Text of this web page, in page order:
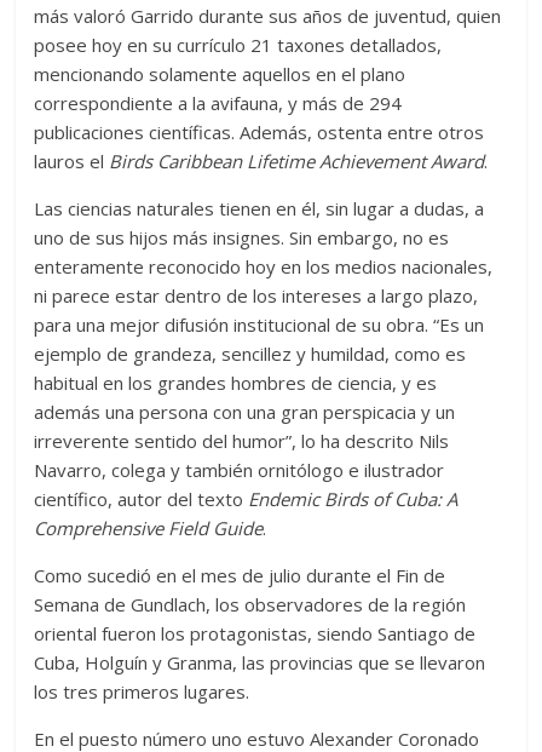
más valoró Garrido durante sus años de juventud, quien
posee hoy en su currículo 21 taxones detallados,
mencionando solamente aquellos en el plano
correspondiente a la avifauna, y más de 294
publicaciones científicas. Además, ostenta entre otros
lauros el Birds Caribbean Lifetime Achievement Award.
Las ciencias naturales tienen en él, sin lugar a dudas, a
uno de sus hijos más insignes. Sin embargo, no es
enteramente reconocido hoy en los medios nacionales,
ni parece estar dentro de los intereses a largo plazo,
para una mejor difusión institucional de su obra. “Es un
ejemplo de grandeza, sencillez y humildad, como es
habitual en los grandes hombres de ciencia, y es
además una persona con una gran perspicacia y un
irreverente sentido del humor”, lo ha descrito Nils
Navarro, colega y también ornitólogo e ilustrador
científico, autor del texto Endemic Birds of Cuba: A
Comprehensive Field Guide.
Como sucedió en el mes de julio durante el Fin de
Semana de Gundlach, los observadores de la región
oriental fueron los protagonistas, siendo Santiago de
Cuba, Holguín y Granma, las provincias que se llevaron
los tres primeros lugares.
En el puesto número uno estuvo Alexander Coronado